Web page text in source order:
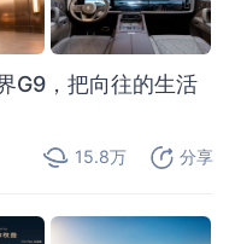
G9，把向往的生活
15.8万 分享